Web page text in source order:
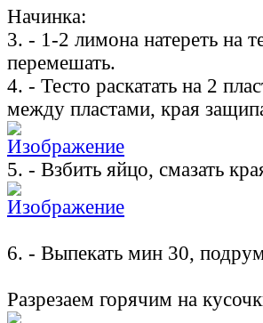
Начинка:
3. - 1-2 лимона натереть на
перемешать.
4. - Тесто раскатать на 2
между пластами, края
5. - Взбить яйцо, смазать
6. - Выпекать мин 30,
Разрезаем горячим на